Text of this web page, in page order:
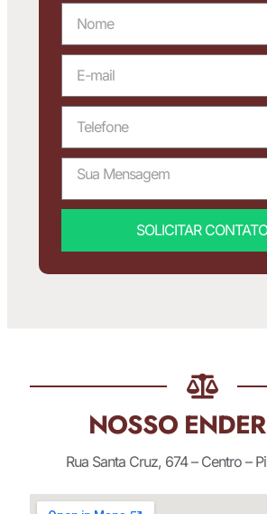
SOLICITAR CONTATO
NOSSO
Rua Santa Cruz, 674 – Centro –